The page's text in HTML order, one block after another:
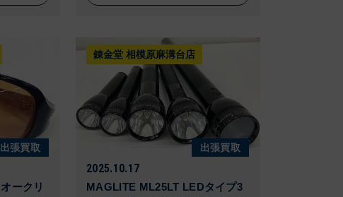
出張買取
ークリ
錬金堂 相模原麻溝台店
出張買取
2025.10.17
MAGLITE ML25LT LEDタイプ3